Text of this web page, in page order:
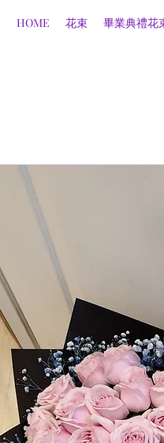
HOME 花束 畢業典禮花